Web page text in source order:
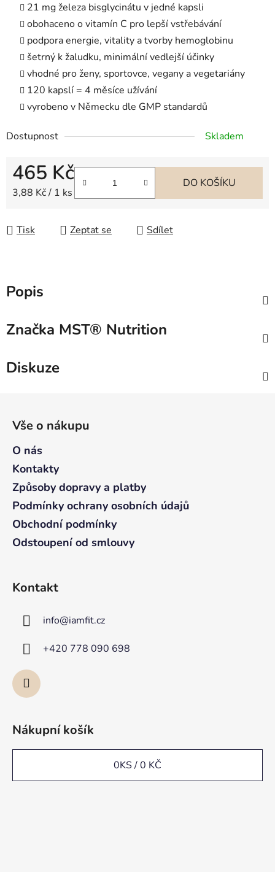
21 mg železa bisglycinátu v jedné kapsli
obohaceno o vitamín C pro lepší vstřebávání
podpora energie, vitality a tvorby hemoglobinu
šetrný k žaludku, minimální vedlejší účinky
vhodné pro ženy, sportovce, vegany a vegetariány
120 kapslí = 4 měsíce užívání
vyrobeno v Německu dle GMP standardů
Dostupnost Skladem
465 Kč
Měrná cena:
3,88 Kč / 1 ks
DO KOŠÍKU
Tisk Zeptat se Sdílet
Popis
Značka MST® Nutrition
Diskuze
Vše o nákupu
O nás
Kontakty
Způsoby dopravy a platby
Podmínky ochrany osobních údajů
Obchodní podmínky
Odstoupení od smlouvy
Kontakt
info@iamfit.cz
+420 778 090 698
Nákupní košík
0KS /0 KČ